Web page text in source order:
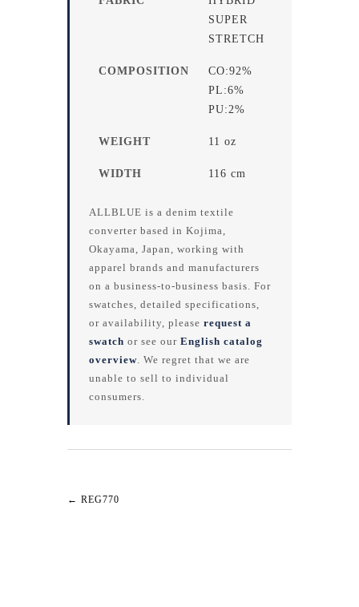
SUPER
STRETCH
COMPOSITION
CO:92%
PL:6%
PU:2%
WEIGHT 11 oz
WIDTH 116 cm
ALLBLUE is a denim textile
converter based in Kojima,
Okayama, Japan, working with
apparel brands and manufacturers
on a business-to-business basis. For
swatches, detailed specifications,
or availability, please request a
swatch or see our English catalog
overview. We regret that we are
unable to sell to individual
consumers.
← REG770